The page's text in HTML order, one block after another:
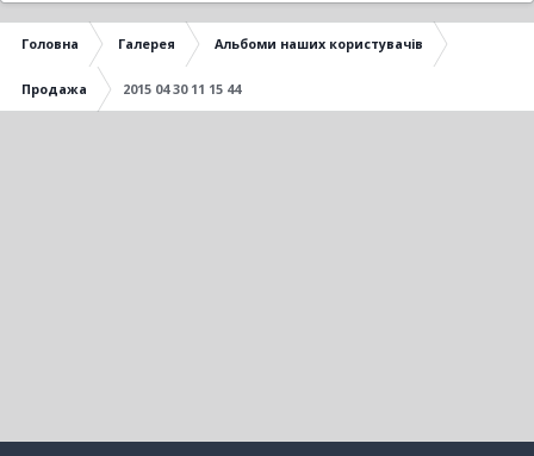
Головна Галерея Альбоми наших користувачів
Продажа 2015 04 30 11 15 44